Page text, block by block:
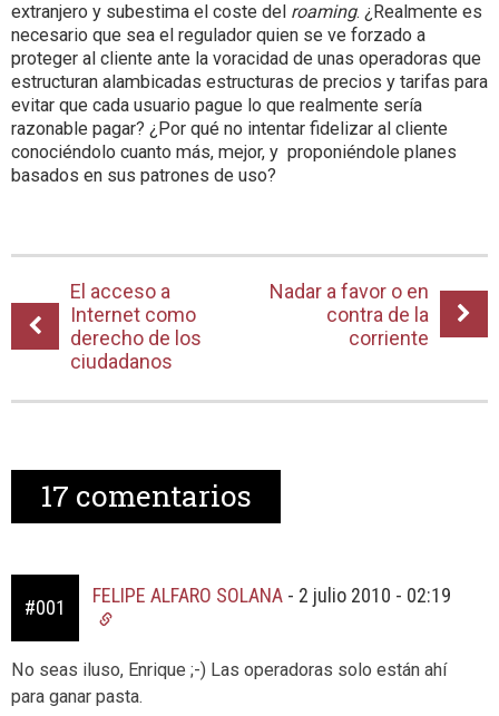
extranjero y subestima el coste del roaming. ¿Realmente es
necesario que sea el regulador quien se ve forzado a
proteger al cliente ante la voracidad de unas operadoras que
estructuran alambicadas estructuras de precios y tarifas para
evitar que cada usuario pague lo que realmente sería
razonable pagar? ¿Por qué no intentar fidelizar al cliente
conociéndolo cuanto más, mejor, y proponiéndole planes
basados en sus patrones de uso?
El acceso a
Internet como
derecho de los
ciudadanos
Nadar a favor o en
contra de la
corriente
17 comentarios
#001
FELIPE ALFARO SOLANA - 2 julio 2010 - 02:19
No seas iluso, Enrique ;-) Las operadoras solo están ahí
para ganar pasta.